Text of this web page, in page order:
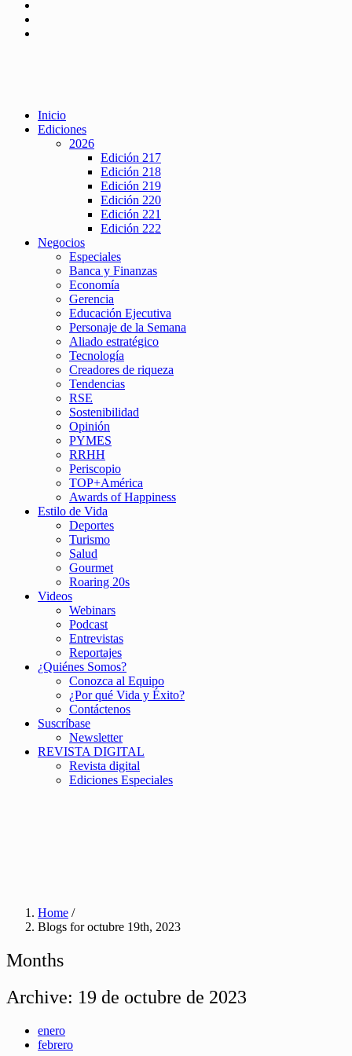
Inicio
Ediciones
2026
Edición 217
Edición 218
Edición 219
Edición 220
Edición 221
Edición 222
Negocios
Especiales
Banca y Finanzas
Economía
Gerencia
Educación Ejecutiva
Personaje de la Semana
Aliado estratégico
Tecnología
Creadores de riqueza
Tendencias
RSE
Sostenibilidad
Opinión
PYMES
RRHH
Periscopio
TOP+América
Awards of Happiness
Estilo de Vida
Deportes
Turismo
Salud
Gourmet
Roaring 20s
Videos
Webinars
Podcast
Entrevistas
Reportajes
¿Quiénes Somos?
Conozca al Equipo
¿Por qué Vida y Éxito?
Contáctenos
Suscríbase
Newsletter
REVISTA DIGITAL
Revista digital
Ediciones Especiales
Home /
Blogs for octubre 19th, 2023
Months
Archive: 19 de octubre de 2023
enero
febrero